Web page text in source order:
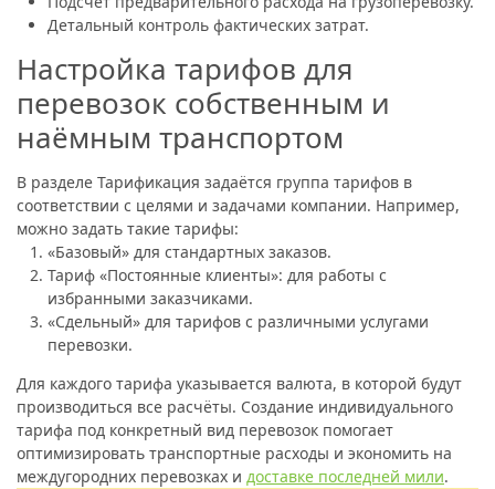
Детальный контроль фактических затрат.
Настройка тарифов для
перевозок собственным и
наёмным транспортом
В разделе Тарификация задаётся группа тарифов в
соответствии с целями и задачами компании. Например,
можно задать такие тарифы:
«Базовый» для стандартных заказов.
Тариф «Постоянные клиенты»: для работы с
избранными заказчиками.
«Сдельный» для тарифов с различными услугами
перевозки.
Для каждого тарифа указывается валюта, в которой будут
производиться все расчёты. Создание индивидуального
тарифа под конкретный вид перевозок помогает
оптимизировать транспортные расходы и экономить на
междугородних перевозках и доставке последней мили.